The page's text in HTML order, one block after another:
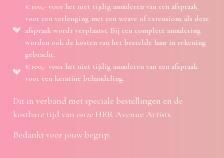
€ 100,- voor het niet tijdig annuleren van een afspraak
voor een verlenging met een weave of extensions als deze
afspraak wordt verplaatst. Bij een complete annulering
worden ook de kosten van het bestelde haar in rekening
gebracht.
€ 100,- voor het niet tijdig annuleren van een afspraak
voor een keratine behandeling.
Dit in verband met speciale bestellingen en de
kostbare tijd van onze HER Avenue Artists.
Bedankt voor jouw begrip.